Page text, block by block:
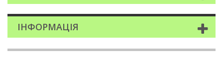
ІНФОРМАЦІЯ